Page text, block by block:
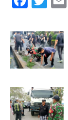
c
e
b
o
k
itt
er